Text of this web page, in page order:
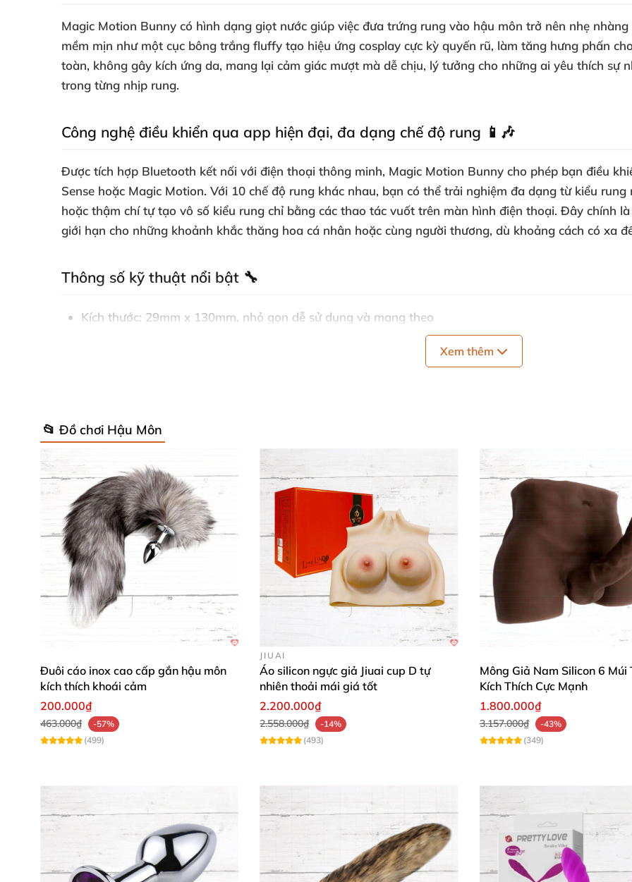
Magic Motion Bunny có hình dạng giọt nước giúp việc đưa trứng rung vào hậu môn trở nên nhẹ
mềm mịn như một cục bông trắng fluffy tạo hiệu ứng cosplay cực kỳ quyến rũ, làm tăng hưng phấn
toàn, không gây kích ứng da, mang lại cảm giác mượt mà dễ chịu, lý tưởng cho những ai yêu thích sự
trong từng nhịp rung.
Công nghệ điều khiển qua app hiện đại, đa dạng chế độ rung 📱🎶
Được tích hợp Bluetooth kết nối với điện thoại thông minh, Magic Motion Bunny cho phép bạn điều
Sense hoặc Magic Motion. Với 10 chế độ rung khác nhau, bạn có thể trải nghiệm đa dạng từ kiểu
hoặc thậm chí tự tạo vô số kiểu rung chỉ bằng các thao tác vuốt trên màn hình điện thoại. Đây chính
giới hạn cho những khoảnh khắc thăng hoa cá nhân hoặc cùng người thương, dù khoảng cách có xa
Thông số kỹ thuật nổi bật 🔧
Kích thước: 29mm x 130mm, nhỏ gọn dễ sử dụng và mang theo
Bảo hành và độ bền lên đến 5 năm, bảo quản ở nơi thoáng mát
Tặng kèm hộp đựng sang trọng, cáp sạc, túi vải bảo quản và sách hướng dẫn chi tiết
Xem thêm
📂 Đồ chơi Hậu Môn
Đuôi cáo inox cao cấp gắn hậu môn
kích thích khoái cảm
200.000₫
463.000₫
-57%
(499)
JIUAI
Áo silicon ngực giả Jiuai cup D tự
nhiên thoải mái giá tốt
2.200.000₫
2.558.000₫
-14%
(493)
Mông Giả Nam Silicon 6 Múi
Kích Thích Cực Mạnh
1.800.000₫
3.157.000₫
-43%
(349)